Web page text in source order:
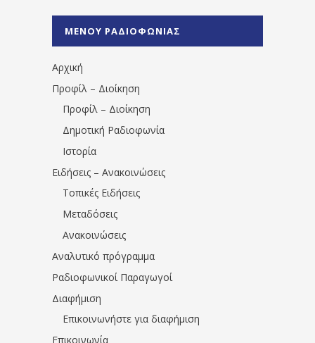
1531194763766854/" artist="" ]
ΜΕΝΟΥ ΡΑΔΙΟΦΩΝΙΑΣ
Αρχική
Προφίλ – Διοίκηση
Προφίλ – Διοίκηση
Δημοτική Ραδιοφωνία
Ιστορία
Ειδήσεις – Ανακοινώσεις
Τοπικές Ειδήσεις
Μεταδόσεις
Ανακοινώσεις
Αναλυτικό πρόγραμμα
Ραδιοφωνικοί Παραγωγοί
Διαφήμιση
Επικοινωνήστε για διαφήμιση
Επικοινωνία